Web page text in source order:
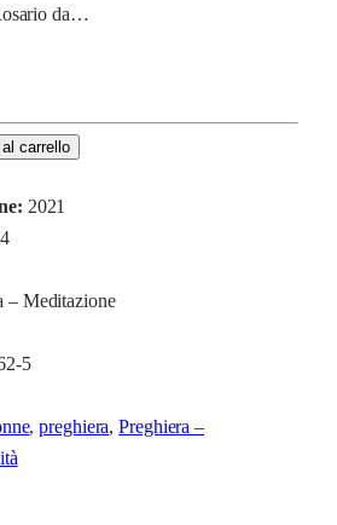
da…
carrello
2021
– Meditazione
5
, preghiera, Preghiera –